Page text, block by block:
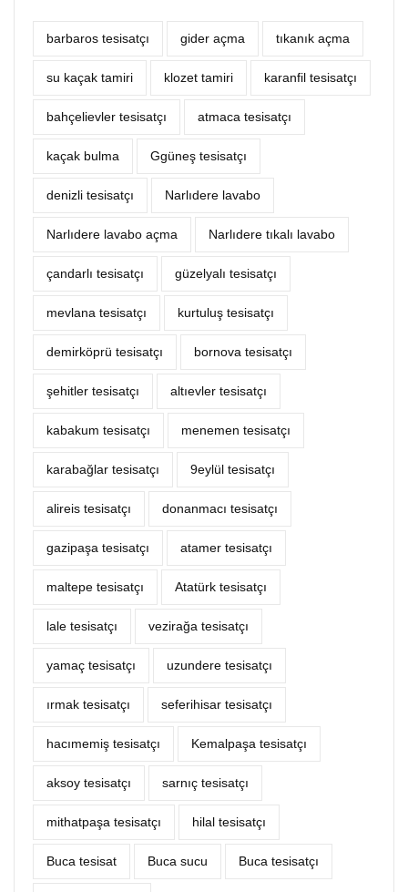
barbaros tesisatçı ‎gider açma tıkanık açma
su kaçak tamiri klozet tamiri karanfil tesisatçı
bahçelievler tesisatçı atmaca tesisatçı
kaçak bulma Ggüneş tesisatçı
denizli tesisatçı Narlıdere lavabo
Narlıdere lavabo açma Narlıdere tıkalı lavabo
çandarlı tesisatçı güzelyalı tesisatçı
mevlana tesisatçı kurtuluş tesisatçı
demirköprü tesisatçı bornova tesisatçı
şehitler tesisatçı altıevler tesisatçı
kabakum tesisatçı menemen tesisatçı
karabağlar tesisatçı 9eylül tesisatçı
alireis tesisatçı donanmacı tesisatçı
gazipaşa tesisatçı atamer tesisatçı
maltepe tesisatçı Atatürk tesisatçı
lale tesisatçı vezirağa tesisatçı
yamaç tesisatçı uzundere tesisatçı
ırmak tesisatçı seferihisar tesisatçı
hacımemiş tesisatçı Kemalpaşa tesisatçı
aksoy tesisatçı sarnıç tesisatçı
mithatpaşa tesisatçı hilal tesisatçı
Buca tesisat Buca sucu Buca tesisatçı